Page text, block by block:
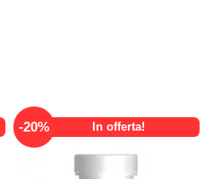
-20% In offerta!